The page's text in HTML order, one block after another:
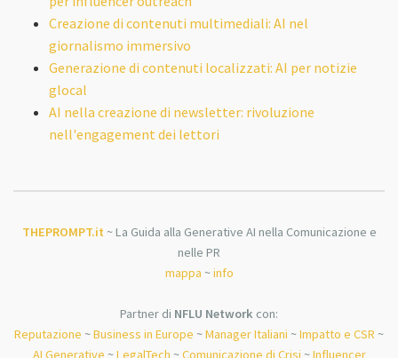
Creazione di contenuti multimediali: AI nel
giornalismo immersivo
Generazione di contenuti localizzati: AI per notizie
glocal
AI nella creazione di newsletter: rivoluzione
nell'engagement dei lettori
THEPROMPT.it ~ La Guida alla Generative AI nella Comunicazione e
nelle PR
mappa ~info
Partner di NFLU Network con:
Reputazione ~Business in Europe ~Manager Italiani ~Impatto e CSR ~